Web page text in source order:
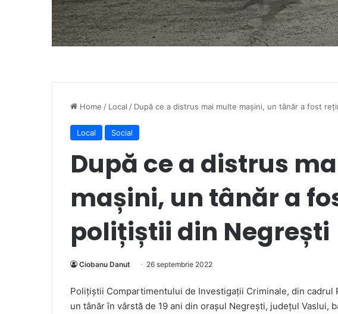
Home / Local / După ce a distrus mai multe mașini, un tânăr a fost
Local Social
După ce a distrus
mașini, un tânăr a
polițiștii din Negrești
Ciobanu Danut 26 septembrie 2022
Poliţiştii Compartimentului de Investigații Criminale, din
un tânăr în vârstă de 19 ani din orașul Negrești, județul Vaslui,